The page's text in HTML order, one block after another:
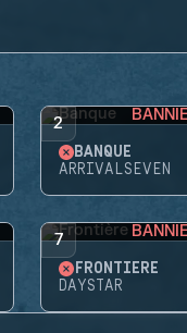
2
BANQUE
ARRIVALSEVEN
7
FRONTIÈRE
DAYSTAR